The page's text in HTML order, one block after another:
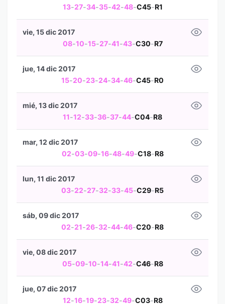
13-27-34-35-42-48-C45-R1
08-10-15-27-41-43-C30-R7
vie, 15 dic 2017
15-20-23-24-34-46-C45-R0
jue, 14 dic 2017
11-12-33-36-37-44-C04-R8
mié, 13 dic 2017
02-03-09-16-48-49-C18-R8
mar, 12 dic 2017
03-22-27-32-33-45-C29-R5
lun, 11 dic 2017
02-21-26-32-44-46-C20-R8
sáb, 09 dic 2017
05-09-10-14-41-42-C46-R8
vie, 08 dic 2017
12-16-19-23-32-49-C03-R8
jue, 07 dic 2017